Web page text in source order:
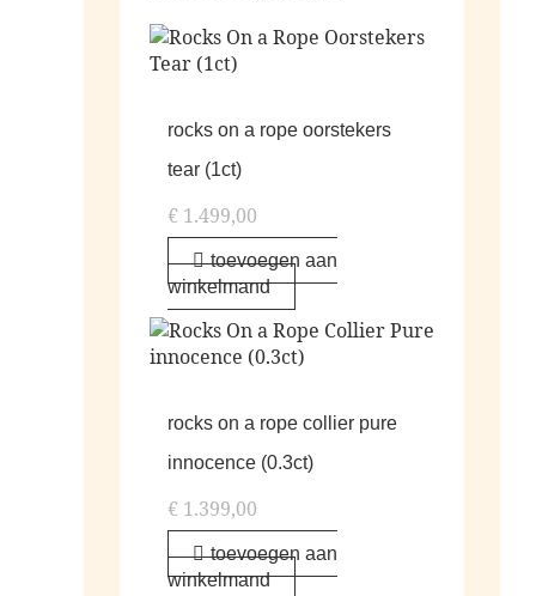
rocks on a rope oorstekers
tear (1ct)
€ 1.499,00
toevoegen aan
winkelmand
rocks on a rope collier pure
innocence (0.3ct)
€ 1.399,00
toevoegen aan
winkelmand